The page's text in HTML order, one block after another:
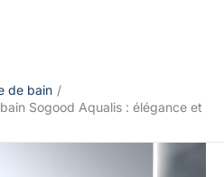
de bain
Sogood Aqualis : élégance et